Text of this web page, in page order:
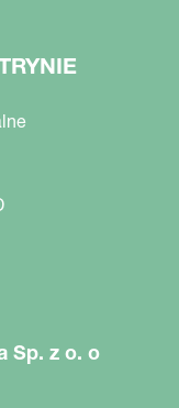
Sp. z o. o